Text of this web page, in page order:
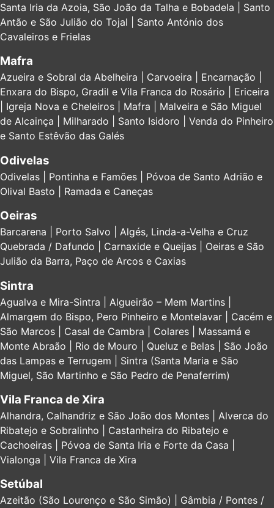
Santa Iria da Azoia, São João da Talha e Bobadela | Santo
Antão e São Julião do Tojal | Santo António dos
Cavaleiros e Frielas
Mafra
Azueira e Sobral da Abelheira | Carvoeira | Encarnação |
Enxara do Bispo, Gradil e Vila Franca do Rosário | Ericeira
| Igreja Nova e Cheleiros | Mafra | Malveira e São Miguel
de Alcainça | Milharado | Santo Isidoro | Venda do Pinheiro
e Santo Estêvão das Galés
Odivelas
Odivelas | Pontinha e Famões | Póvoa de Santo Adrião e
Olival Basto | Ramada e Caneças
Oeiras
Barcarena | Porto Salvo | Algés, Linda-a-Velha e Cruz
Quebrada / Dafundo | Carnaxide e Queijas | Oeiras e São
Julião da Barra, Paço de Arcos e Caxias
Sintra
Agualva e Mira-Sintra | Algueirão – Mem Martins |
Almargem do Bispo, Pero Pinheiro e Montelavar | Cacém e
São Marcos | Casal de Cambra | Colares | Massamá e
Monte Abraão | Rio de Mouro | Queluz e Belas | São João
das Lampas e Terrugem | Sintra (Santa Maria e São
Miguel, São Martinho e São Pedro de Penaferrim)
Vila Franca de Xira
Alhandra, Calhandriz e São João dos Montes | Alverca do
Ribatejo e Sobralinho | Castanheira do Ribatejo e
Cachoeiras | Póvoa de Santa Iria e Forte da Casa |
Vialonga | Vila Franca de Xira
Setúbal
Azeitão (São Lourenço e São Simão) | Gâmbia / Pontes /